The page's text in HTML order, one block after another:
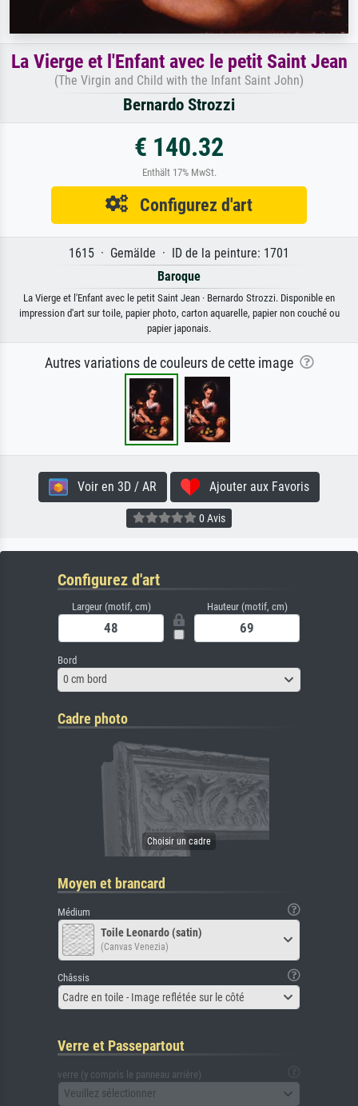
La Vierge et l'Enfant avec le petit Saint Jean
(The Virgin and Child with the Infant Saint John)
Bernardo Strozzi
€ 140.32
Enthält 17% MwSt.
Configurez d'art
1615 · Gemälde · ID de la peinture: 1701
Baroque
La Vierge et l'Enfant avec le petit Saint Jean · Bernardo Strozzi. Disponible en
impression d'art sur toile, papier photo, carton aquarelle, papier non couché ou
papier japonais.
Autres variations de couleurs de cette image
Voir en 3D / AR Ajouter aux Favoris
0 Avis
Configurez d'art
Largeur (motif, cm) Hauteur (motif, cm)
Bord
0 cm bord
Cadre photo
Moyen et brancard
Médium
Toile Leonardo (satin)
(Canvas Venezia)
Châssis
Cadre en toile - Image reflétée sur le côté
Verre et Passepartout
verre (y compris le panneau arrière)
Veuillez sélectionner